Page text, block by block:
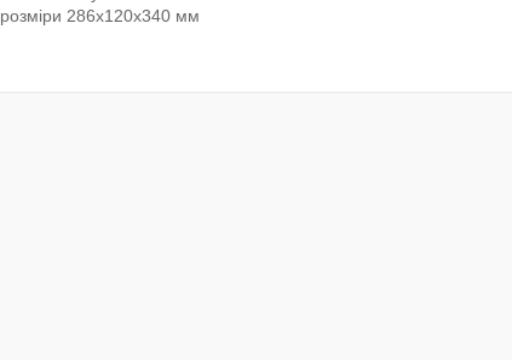
розміри 286x120x340 мм